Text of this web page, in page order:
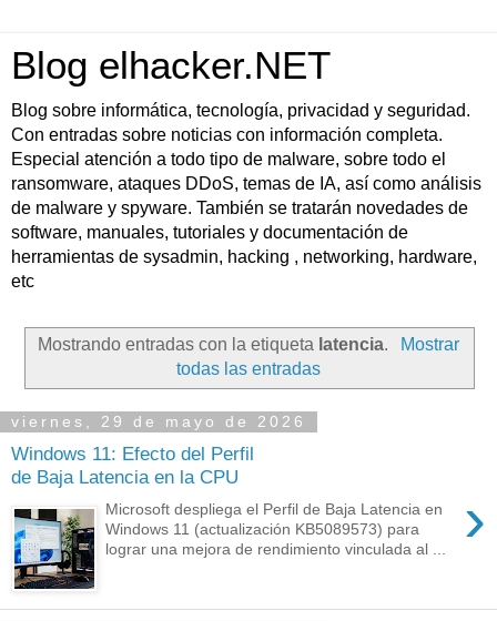
Blog elhacker.NET
Blog sobre informática, tecnología, privacidad y seguridad.
Con entradas sobre noticias con información completa.
Especial atención a todo tipo de malware, sobre todo el
ransomware, ataques DDoS, temas de IA, así como análisis
de malware y spyware. También se tratarán novedades de
software, manuales, tutoriales y documentación de
herramientas de sysadmin, hacking , networking, hardware,
etc
Mostrando entradas con la etiqueta latencia.
Mostrar
todas las entradas
viernes, 29 de mayo de 2026
Windows 11: Efecto del Perfil
de Baja Latencia en la CPU
›
Microsoft despliega el Perfil de Baja Latencia en
Windows 11 (actualización KB5089573) para
lograr una mejora de rendimiento vinculada al ...